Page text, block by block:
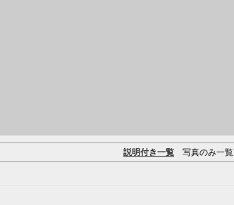
説明付き一覧 写真のみ一覧